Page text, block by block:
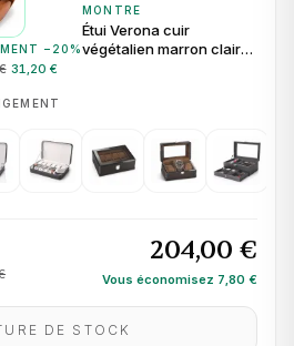
− 20 %
31,20 €
MONTRE
Étui Verona cuir
végétalien marron clair
204,00 €
Vous économisez 7,80 €
DE STOCK